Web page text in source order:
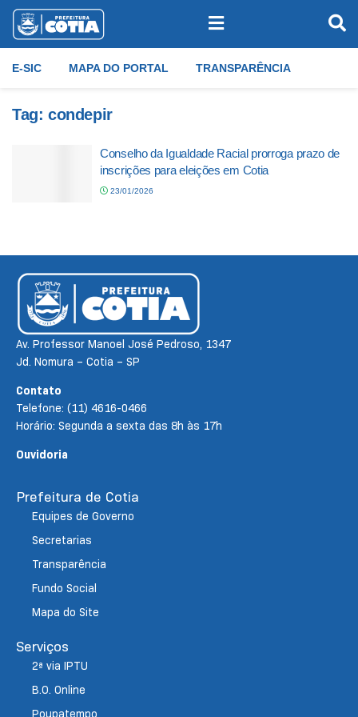
E-SIC MAPA DO PORTAL TRANSPARÊNCIA
Tag: condepir
Conselho da Igualdade Racial prorroga prazo de
inscrições para eleições em Cotia
23/01/2026
Av. Professor Manoel José Pedroso, 1347
Jd. Nomura – Cotia – SP
Contato
Telefone: (11) 4616-0466
Horário: Segunda a sexta das 8h às 17h
Ouvidoria
Prefeitura de Cotia
Equipes de Governo
Secretarias
Transparência
Fundo Social
Mapa do Site
Serviços
2ª via IPTU
B.O. Online
Poupatempo